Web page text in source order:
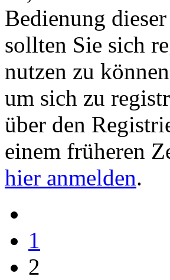
Bedienung
sollten Sie sich
nutzen zu
um sich zu
über den
einem früheren
hier anmelden.
1
2